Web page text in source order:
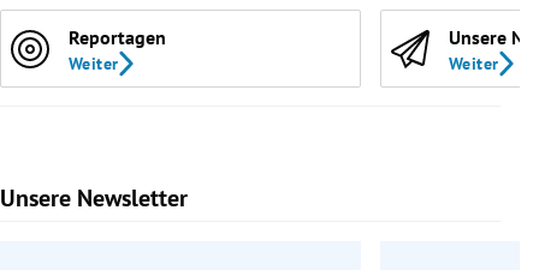
Reportagen
Weiter
Unsere
Weiter
Unsere Newsletter
Slide 1 von 9